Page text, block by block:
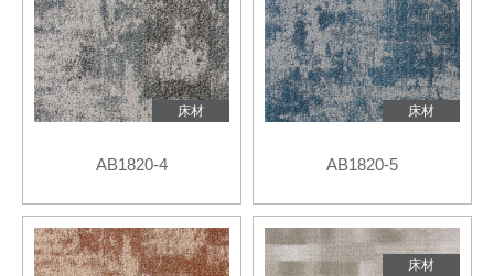
床材
AB1820-4
床材
AB1820-5
床材